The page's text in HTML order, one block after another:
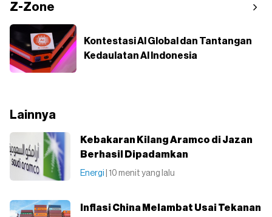
Z-Zone
Kontestasi AI Global dan Tantangan
Kedaulatan AI Indonesia
Lainnya
Kebakaran Kilang Aramco di Jazan
Berhasil Dipadamkan
Energi | 10 menit yang lalu
Inflasi China Melambat Usai Tekanan